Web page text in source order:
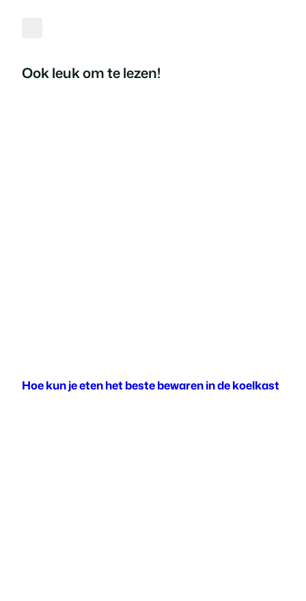
Ook leuk om te lezen!
Hoe kun je eten het beste bewaren in de koelkast